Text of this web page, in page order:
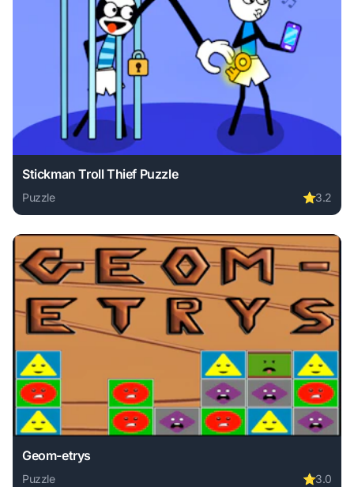
Stickman Troll Thief Puzzle
Puzzle ⭐3.2
Play Stickman Troll Thief Puzzle online free. puzzle
Geom-etrys
Puzzle ⭐3.0